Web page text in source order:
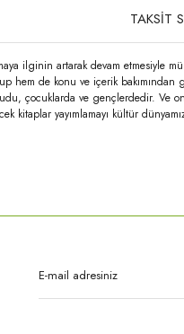
TAKSİT
ilginin artarak devam
hem de konu ve içerik
çocuklarda ve gençlerdedir. Ve
yayımlamayı kültür